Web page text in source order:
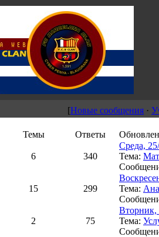
[Новые сообщения ·
Темы Ответы
6 340
Среда,
Тема:
15 299
Тема:
2 75
Вторник,
Тема: